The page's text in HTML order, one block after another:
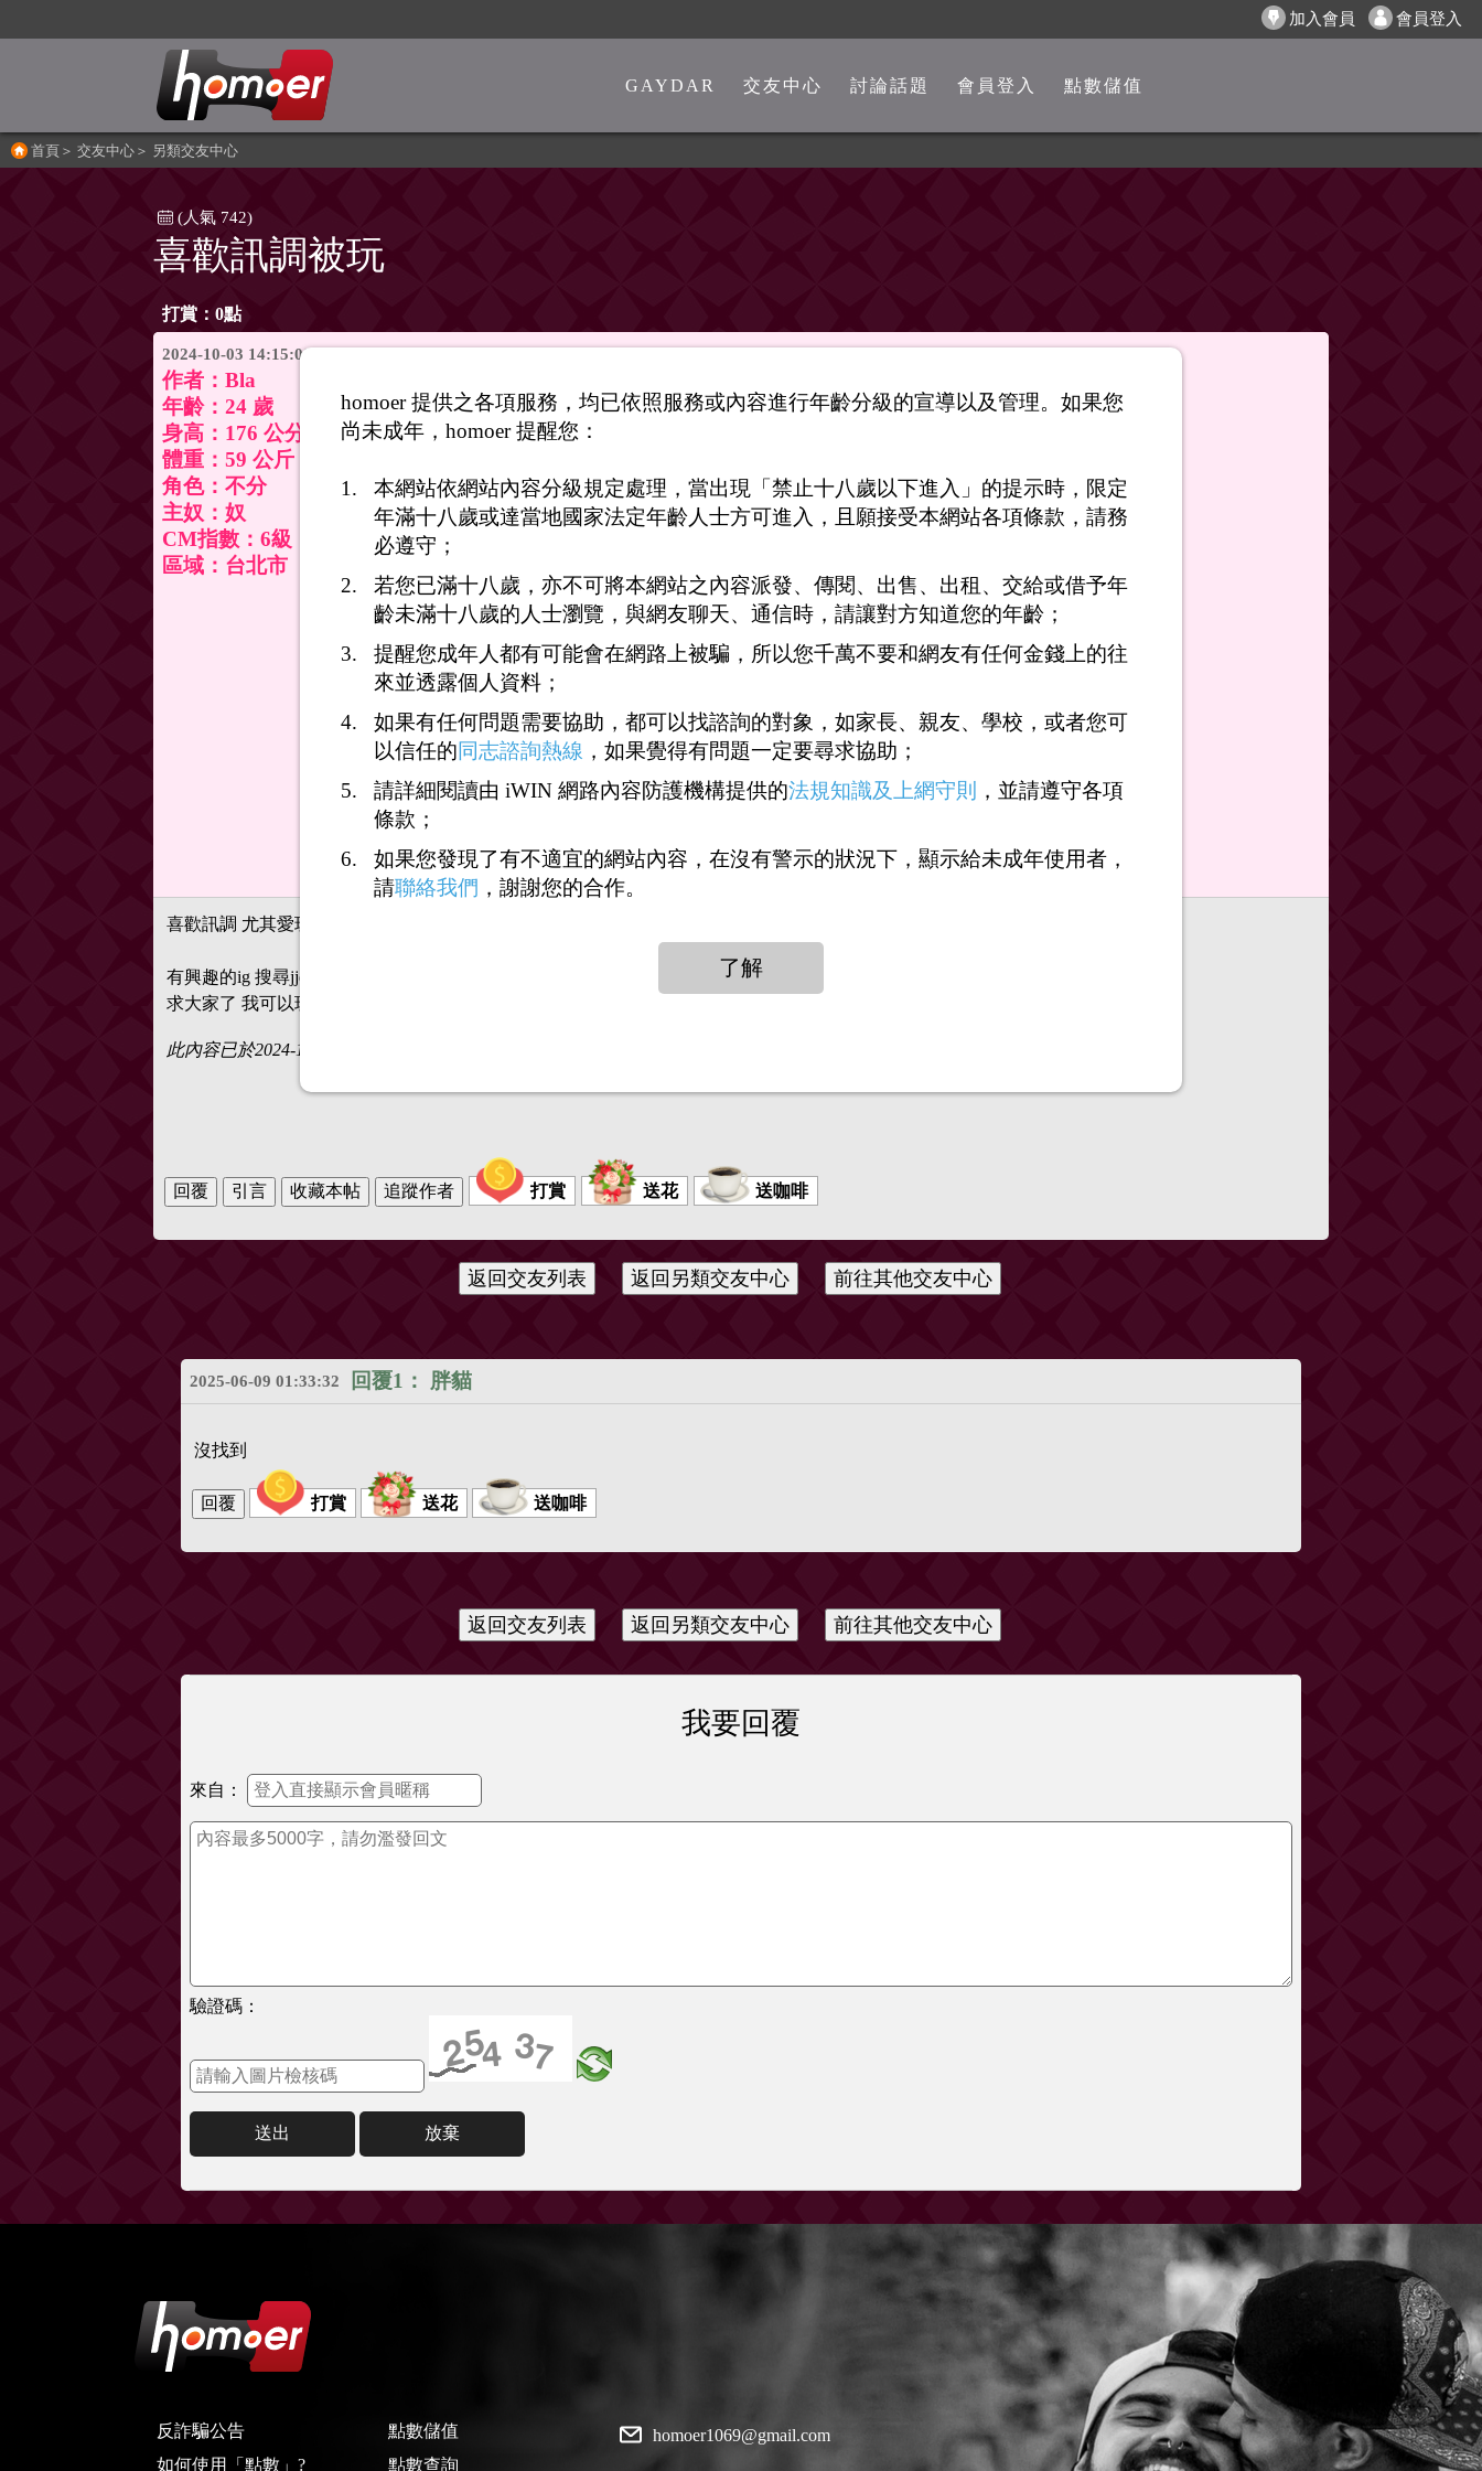
加入會員 會員登入
GAYDAR 交友中心
另類交友中心
討論話題
嘴砲是非館
會員登入 點數儲值
首頁 ＞ 交友中心 ＞ 另類交友中心
(人氣 742)
喜歡訊調被玩
打賞：0點
2024-10-03 14:15:00
作者：Bla
年齡：24 歲
身高：176 公分
體重：59 公斤
角色：不分
主奴：奴
CM指數：6級
區域：台北市
喜歡訊調 尤其愛玩尿
有興趣的ig 搜尋jjdcsbif 跟我聊天
求大家了 我可以玩得很賤
此內容已於2024-10-03 14:16:22 由 Bla 進行第 1 次編輯
打賞 送花 送咖啡
回覆1： 胖貓
2025-06-09 01:33:32
沒找到
打賞 送花 送咖啡
我要回覆
來自：
驗證碼：
送出 放棄
反詐騙公告
如何使用「點數」?
點數儲值
點數查詢
homoer1069@gmail.com
homoer 提供之各項服務，均已依照服務或內容進行年齡分級的宣導以及管理。如果您
尚未成年，homoer 提醒您：
本網站依網站內容分級規定處理，當出現「禁止十八歲以下進入」的提示時，限定
年滿十八歲或達當地國家法定年齡人士方可進入，且願接受本網站各項條款，請務
必遵守；
若您已滿十八歲，亦不可將本網站之內容派發、傳閱、出售、出租、交給或借予年
齡未滿十八歲的人士瀏覽，與網友聊天、通信時，請讓對方知道您的年齡；
提醒您成年人都有可能會在網路上被騙，所以您千萬不要和網友有任何金錢上的往
來並透露個人資料；
如果有任何問題需要協助，都可以找諮詢的對象，如家長、親友、學校，或者您可
以信任的同志諮詢熱線 ，如果覺得有問題一定要尋求協助；
請詳細閱讀由 iWIN 網路內容防護機構提供的法規知識及上網守則
，並請遵守各項
條款；
如果您發現了有不適宜的網站內容，在沒有警示的狀況下，顯示給未成年使用者，
請聯絡我們 ，謝謝您的合作。